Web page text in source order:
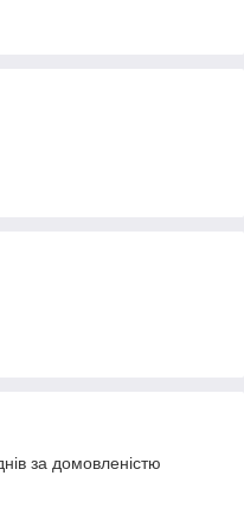
за домовленістю